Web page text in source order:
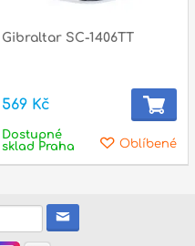
Gibraltar SC-1406TT
569 Kč
Oblíbené
Dostupné
sklad Praha